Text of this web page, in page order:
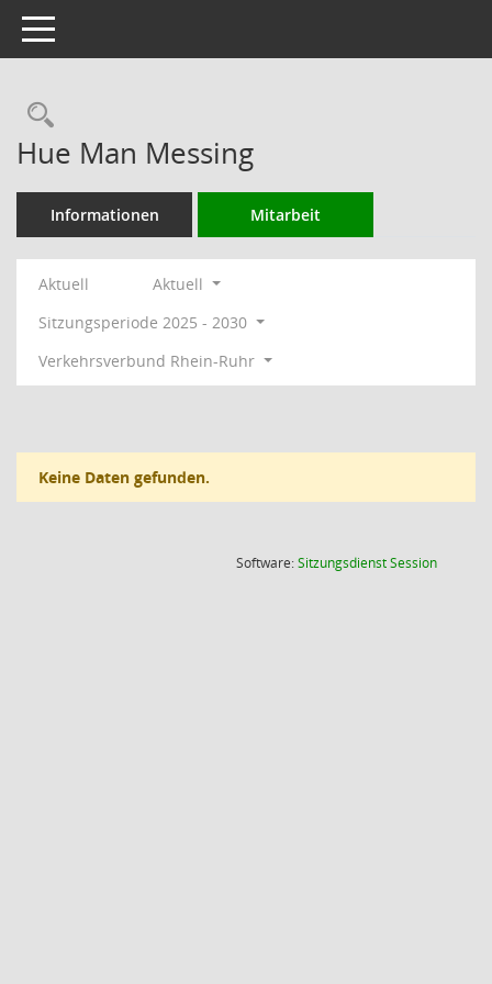
Toggle navigation
Rechercheauswahl
Hue Man Messing
Informationen Mitarbeit
Aktuell
Aktuell
Sitzungsperiode 2025 - 2030
Verkehrsverbund Rhein-Ruhr
Keine Daten gefunden.
Software:SitzungsdienstSession(Wird in